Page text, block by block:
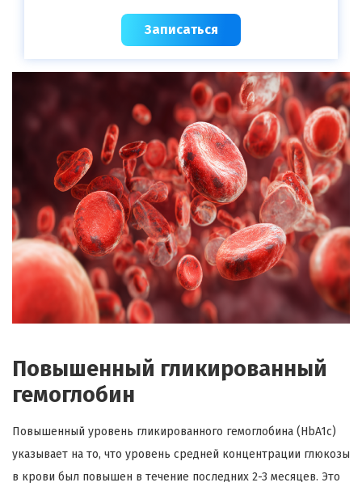
Записаться
Повышенный гликированный
гемоглобин
Повышенный уровень гликированного гемоглобина (HbA1c)
указывает на то, что уровень средней концентрации глюкозы
в крови был повышен в течение последних 2-3 месяцев. Это